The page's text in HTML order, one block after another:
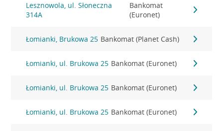
Lesznowola, ul. Słoneczna
314A
Bankomat
(Euronet)
Łomianki, Brukowa 25 Bankomat (Planet Cash)
Łomianki, ul. Brukowa 25 Bankomat (Euronet)
Łomianki, ul. Brukowa 25 Bankomat (Euronet)
Łomianki, ul. Brukowa 25 Bankomat (Euronet)